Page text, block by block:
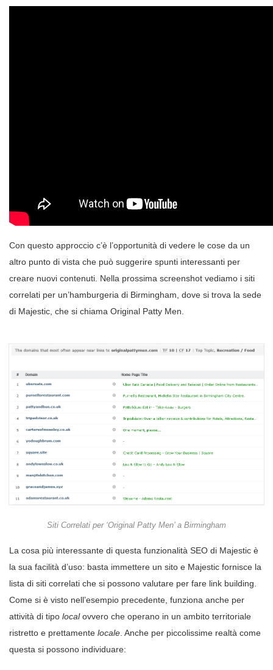
Con questo approccio c’è l’opportunità di vedere le cose da un
altro punto di vista che può suggerire spunti interessanti per
creare nuovi contenuti. Nella prossima screenshot vediamo i siti
correlati per un’hamburgeria di Birmingham, dove si trova la sede
di Majestic, che si chiama Original Patty Men.
Siti Correlati per ‘Original Patty Men’ a Birmingham
La cosa più interessante di questa funzionalità SEO di Majestic è
la sua facilità d’uso: basta immettere un sito e Majestic fornisce la
lista di siti correlati che si possono valutare per fare link building.
Come si è visto nell’esempio precedente, funziona anche per
attività di tipo localovvero che operano in un ambito territoriale
ristretto e prettamente locale . Anche per piccolissime realtà come
questa si possono individuare: